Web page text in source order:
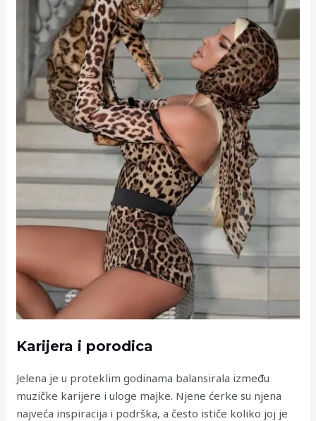
Karijera i porodica
Jelena je u proteklim godinama balansirala između
muzičke karijere i uloge majke. Njene ćerke su njena
najveća inspiracija i podrška, a često ističe koliko joj je